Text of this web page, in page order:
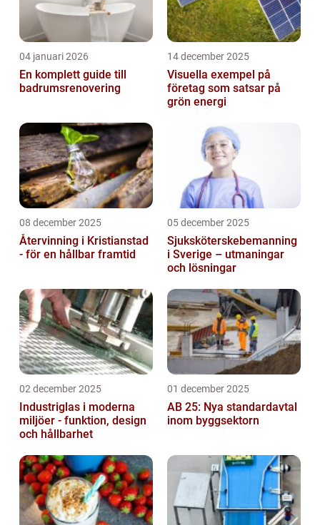
04 januari 2026
En komplett guide till
badrumsrenovering
14 december 2025
Visuella exempel på
företag som satsar på
grön energi
08 december 2025
Återvinning i Kristianstad
- för en hållbar framtid
05 december 2025
Sjuksköterskebemanning
i Sverige – utmaningar
och lösningar
02 december 2025
Industriglas i moderna
miljöer - funktion, design
och hållbarhet
01 december 2025
AB 25: Nya standardavtal
inom byggsektorn